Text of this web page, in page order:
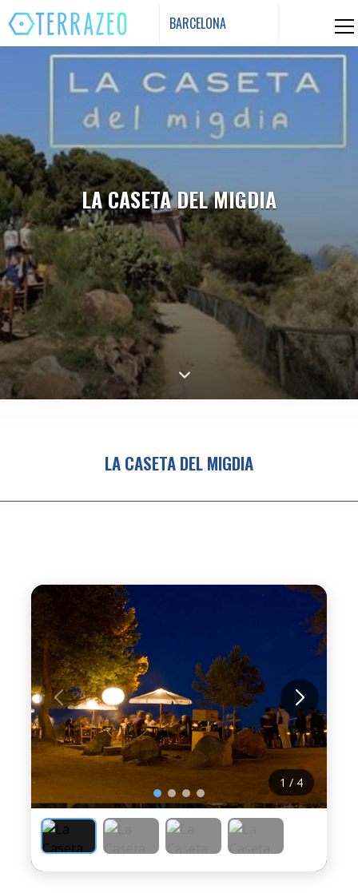
Skip
to
content
BARCELONA
LA CASETA DEL MIGDIA
LA CASETA DEL MIGDIA
1 / 4